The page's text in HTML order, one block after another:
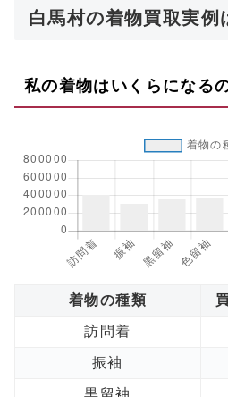
白馬村の着物買取実例
私の着物はいくらになる
着物の種類
訪問着
振袖
黒留袖